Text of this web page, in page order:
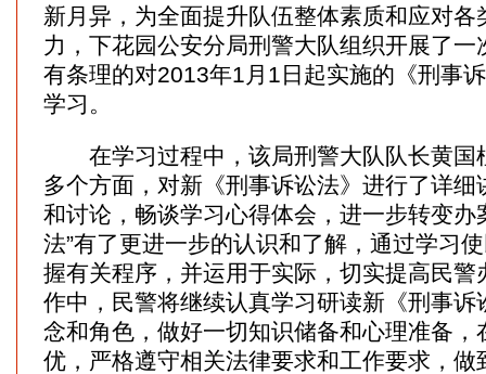
新月异，为全面提升队伍整体素质和应对各
力，下花园公安分局刑警大队组织开展了一
有条理的对2013年1月1日起实施的《刑事
学习。
在学习过程中，该局刑警大队队长黄国
多个方面，对新《刑事诉讼法》进行了详细
和讨论，畅谈学习心得体会，进一步转变办
法”有了更进一步的认识和了解，通过学习
握有关程序，并运用于实际，切实提高民警
作中，民警将继续认真学习研读新《刑事诉
念和角色，做好一切知识储备和心理准备，
优，严格遵守相关法律要求和工作要求，做